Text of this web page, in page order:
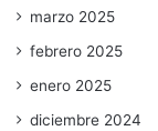
marzo 2025
febrero 2025
enero 2025
diciembre 2024